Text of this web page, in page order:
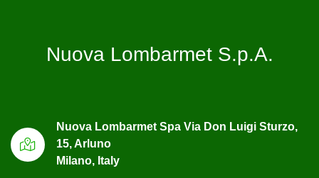
Nuova Lombarmet S.p.A.
Nuova Lombarmet Spa Via Don Luigi Sturzo,
15, Arluno
Milano, Italy